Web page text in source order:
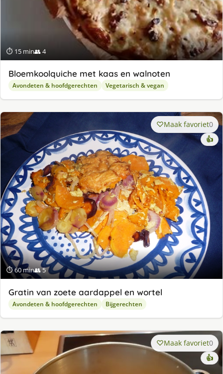
⏱ 15 min👥 4
Bloemkoolquiche met kaas en walnoten
Avondeten & hoofdgerechten Vegetarisch & vegan
⏱ 60 min👥 5
Maak favoriet0
👍
Gratin van zoete aardappel en wortel
Avondeten & hoofdgerechten Bijgerechten
Maak favoriet0
👍